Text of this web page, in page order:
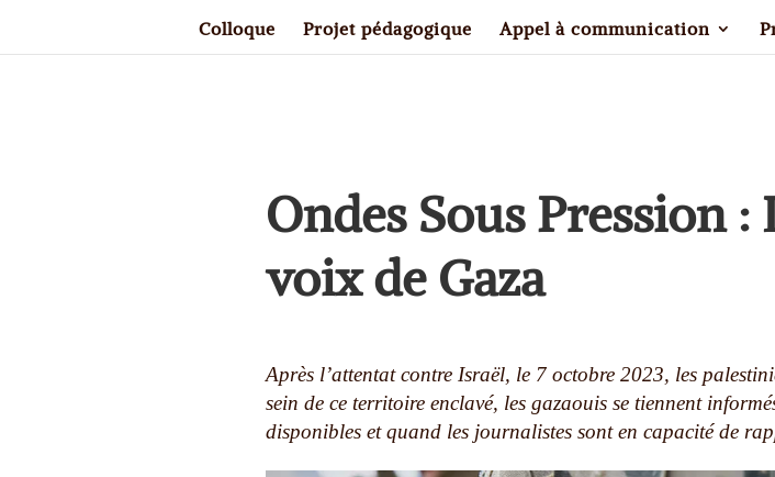
Colloque Projet pédagogique Appel à communication
Ondes Sous Pression
voix de Gaza
Après l’attentat contre Israël, le 7 octobre 2023, les
sein de ce territoire enclavé, les gazaouis se tiennent
disponibles et quand les journalistes sont en capacité de